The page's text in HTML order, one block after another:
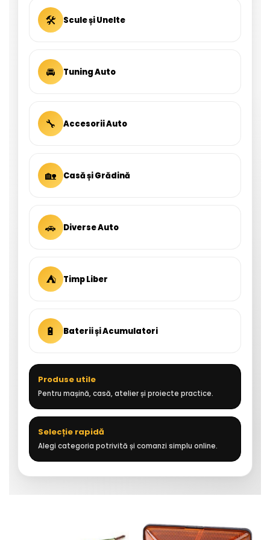
🛠 Scule și Unelte
🚘 Tuning Auto
🔧 Accesorii Auto
🏡 Casă și Grădină
🚗 Diverse Auto
⛺ Timp Liber
🔋 Baterii și Acumulatori
Produse utile
Pentru mașină, casă, atelier și proiecte practice.
Selecție rapidă
Alegi categoria potrivită și comanzi simplu online.